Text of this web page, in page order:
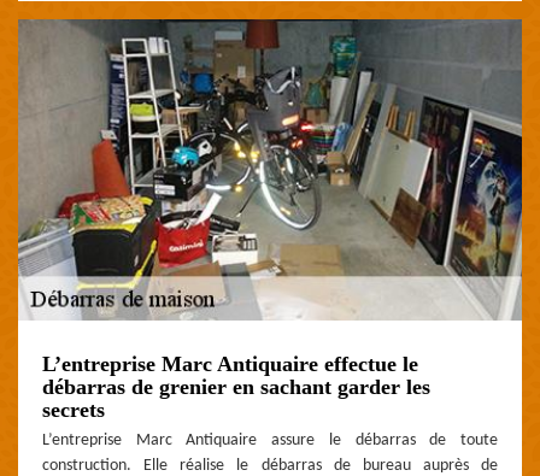
L’entreprise Marc Antiquaire effectue le
débarras de grenier en sachant garder les
secrets
L’entreprise Marc Antiquaire assure le débarras de toute
construction. Elle réalise le débarras de bureau auprès de